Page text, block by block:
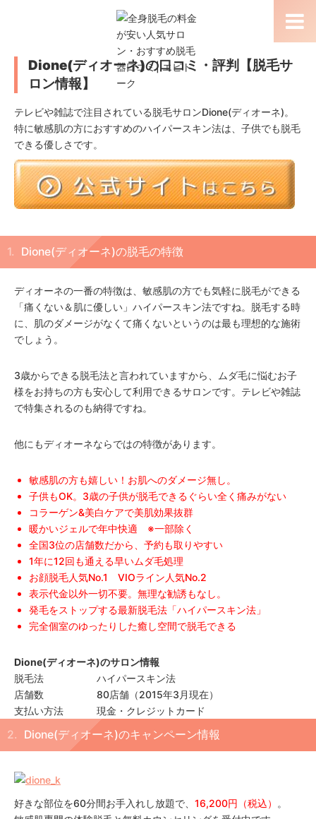
Dione(ディオーネ)の口コミ・評判【脱毛サ
ロン情報】
テレビや雑誌で注目されている脱毛サロンDione(ディオーネ)。
特に敏感肌の方におすすめのハイパースキン法は、子供でも脱毛
できる優しさです。
Dione(ディオーネ)の脱毛の特徴
ディオーネの一番の特徴は、敏感肌の方でも気軽に脱毛ができる
「痛くない＆肌に優しい」ハイパースキン法ですね。脱毛する時
に、肌のダメージがなくて痛くないというのは最も理想的な施術
でしょう。
3歳からできる脱毛法と言われていますから、ムダ毛に悩むお子
様をお持ちの方も安心して利用できるサロンです。テレビや雑誌
で特集されるのも納得ですね。
他にもディオーネならではの特徴があります。
敏感肌の方も嬉しい！お肌へのダメージ無し。
子供もOK。3歳の子供が脱毛できるぐらい全く痛みがない
コラーゲン&美白ケアで美肌効果抜群
暖かいジェルで年中快適 ※一部除く
全国3位の店舗数だから、予約も取りやすい
1年に12回も通える早いムダ毛処理
お顔脱毛人気No.1 VIOライン人気No.2
表示代金以外一切不要。無理な勧誘もなし。
発毛をストップする最新脱毛法「ハイパースキン法」
完全個室のゆったりした癒し空間で脱毛できる
Dione(ディオーネ)のサロン情報
脱毛法
ハイパースキン法
店舗数
80店舗（2015年3月現在）
支払い方法
現金・クレジットカード
Dione(ディオーネ)のキャンペーン情報
好きな部位を60分間お手入れし放題で、 16,200円（税込）
。